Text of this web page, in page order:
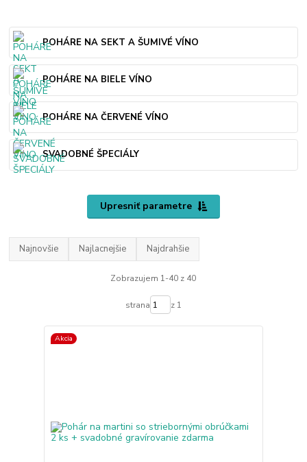
POHÁRE NA SEKT A ŠUMIVÉ VÍNO
POHÁRE NA BIELE VÍNO
POHÁRE NA ČERVENÉ VÍNO
SVADOBNÉ ŠPECIÁLY
Upresniť parametre
Najnovšie Najlacnejšie Najdrahšie
Zobrazujem 1-40 z 40
strana z 1
Akcia